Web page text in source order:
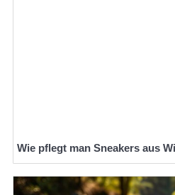
Wie pflegt man Sneakers aus